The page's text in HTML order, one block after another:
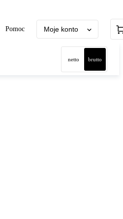
Pomoc Moje konto
netto brutto